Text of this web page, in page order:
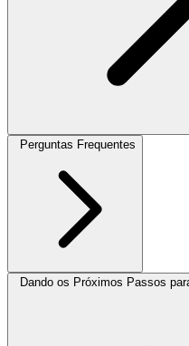
Perguntas Frequentes
Dando os Próximos Passos